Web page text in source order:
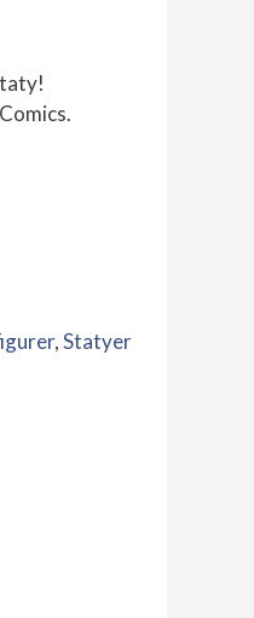
,Statyer